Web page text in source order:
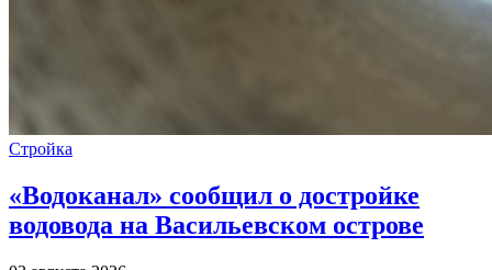
Стройка
«Водоканал» сообщил о достройке
водовода на Васильевском острове